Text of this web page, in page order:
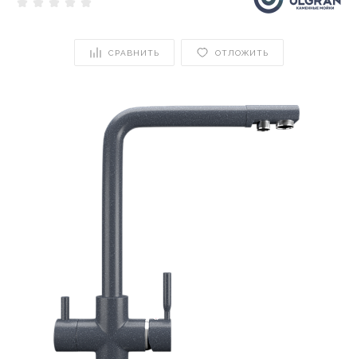
СРАВНИТЬ ОТЛОЖИТЬ